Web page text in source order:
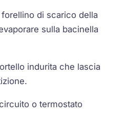
di scarico della
sulla bacinella
indurita che lascia
o termostato